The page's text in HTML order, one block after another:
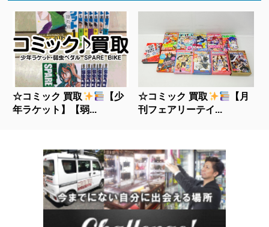
☆コミック 買取
【少
年ラケット】【弱...
☆コミック 買取
【月
刊フェアリーテイ...